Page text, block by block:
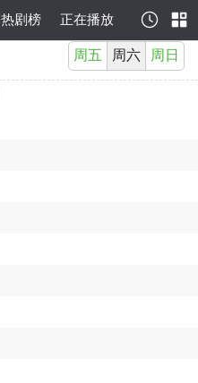
热剧榜 正在播放
周五 周六 周日